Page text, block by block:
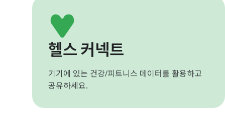
헬스 커넥트
기기에 있는 건강/피트니스 데이터를 활용하고
공유하세요.